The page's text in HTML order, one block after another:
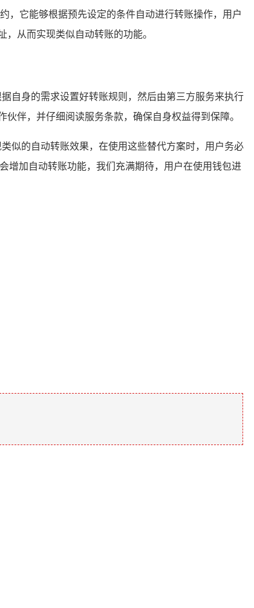
，它能够根据预先设定的条件自动进行转账操作，用户
从而实现类似自动转账的功能。
自身的需求设置好转账规则，然后由第三方服务来执行
伴，并仔细阅读服务条款，确保自身权益得到保障。
似的自动转账效果，在使用这些替代方案时，用户务必
增加自动转账功能，我们充满期待，用户在使用钱包进